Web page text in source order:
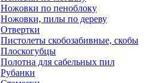
Ножовки по пеноблоку
Ножовки, пилы по дереву
Отвертки
Пистолеты скобозабивные, скобы
Плоскогубцы
Полотна для сабельных пил
Рубанки